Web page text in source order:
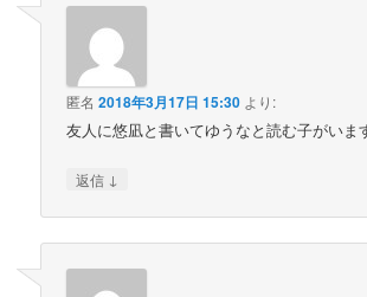
匿名 2018年3月17日 15:30 より:
友人に悠凪と書いてゆうなと読む子がいま
返信 ↓